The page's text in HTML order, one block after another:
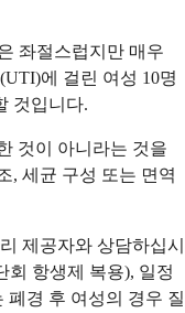
좌절스럽지만 매우
에 걸린 여성 10명
것입니다.
것이 아니라는 것을
, 세균 구성 또는 면역
제공자와 상담하십시
회 항생제 복용), 일정
폐경 후 여성의 경우 질